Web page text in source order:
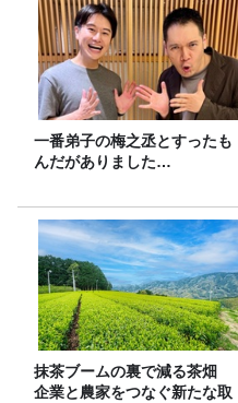
一番弟子の梅之丞とすったも
んだがありました…
抹茶ブームの裏で減る茶畑
企業と農家をつなぐ新たな取